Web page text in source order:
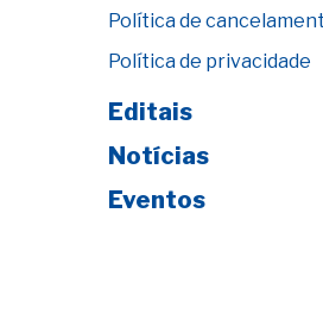
Política de
Política de privacidade
Editais
Notícias
Eventos